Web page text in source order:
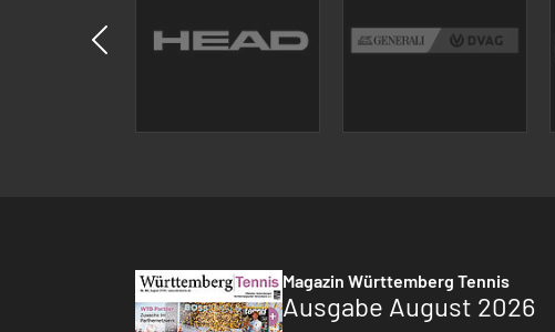
Magazin Württemberg Tennis
Ausgabe August 2026